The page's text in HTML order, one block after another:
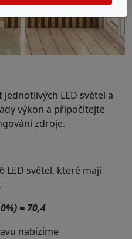
LED světel a
výkon a připočítejte
zdroje.
LED světel, které mají
= 70,4
nabízíme